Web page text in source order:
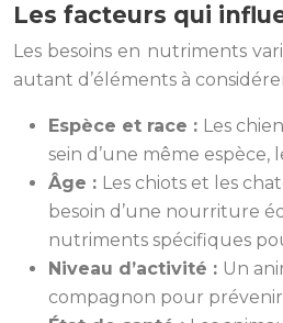
Les facteurs qui
Les besoins en nutriments
autant d’éléments à
Espèce et race : Les
sein d’une même
Âge : Les chiots et les
besoin d’une nourriture
nutriments spécifiques
Niveau d’activité : Un
compagnon pour prévenir